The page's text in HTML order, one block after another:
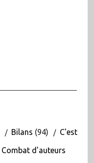
Bilans (94) C'est
Combat d'auteurs